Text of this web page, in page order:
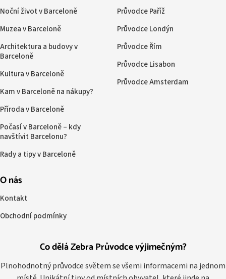
Co dělá Zebra Průvodce výjimečným?
Plnohodnotný průvodce světem se všemi informacemi na jednom
Noční život v Barceloně
Muzea v Barceloně
Architektura a budovy v
Barceloně
Kultura v Barceloně
Kam v Barceloně na nákupy?
Příroda v Barceloně
Počasí v Barceloně – kdy
navštívit Barcelonu?
Rady a tipy v Barceloně
Průvodce Paříž
Průvodce Londýn
Průvodce Řím
Průvodce Lisabon
Průvodce Amsterdam
O nás
Kontakt
Obchodní podmínky